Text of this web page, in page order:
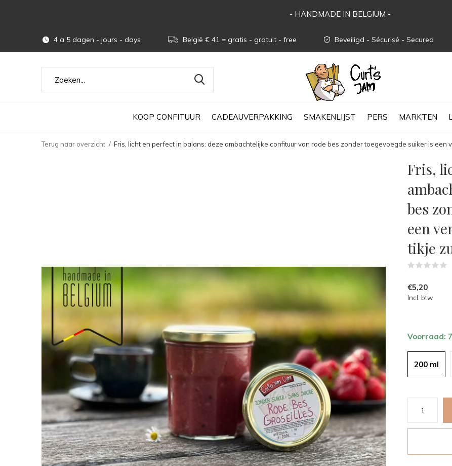
KOOP CONFITUUR CADEAUVERPAKKING SMAKENLIJST PERS MARKTEN
4 a 5 dagen - jours - days België € 41 = gratis - gratuit - free Beveiligd - Sécurisé - Secured
- HANDMADE IN BELGIUM -
Terug naar overzicht Fris, licht en perfect in balans: deze ambachtelijke confituur van rode bes zonder toegevoegde suiker is een
Fris,
bes
een
tikje
€5,20
Incl. btw
Voorraad: 7
200 ml